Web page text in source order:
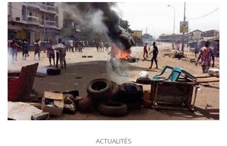
ACTUALITÉS